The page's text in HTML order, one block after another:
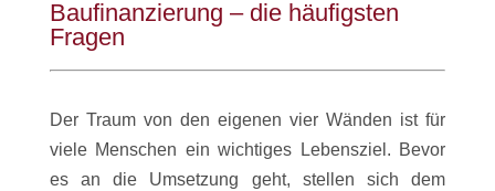
Baufinanzierung – die häufigsten
Fragen
Der Traum von den eigenen vier Wänden ist für
viele Menschen ein wichtiges Lebensziel. Bevor
es an die Umsetzung geht, stellen sich dem